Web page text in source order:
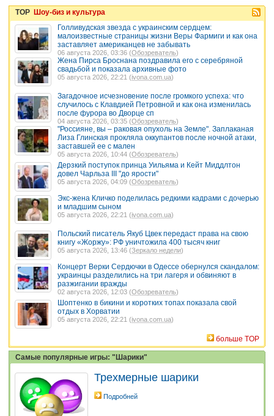
TOP Шоу-биз и культура
Голливудская звезда с украинским сердцем:
малоизвестные страницы жизни Веры Фармиги и как она
заставляет американцев не забывать
06 августа 2026, 03:36 (Обозреватель)
Жена Пирса Броснана поздравила его с серебряной
свадьбой и показала архивные фото
05 августа 2026, 22:21 (ivona.com.ua)
Загадочное исчезновение после громкого успеха: что
случилось с Клавдией Петровной и как она изменилась
после фурора во Дворце сп
04 августа 2026, 03:35 (Обозреватель)
"Россияне, вы – раковая опухоль на Земле". Заплаканая
Лиза Глинская прокляла оккупантов после ночной атаки,
заставшей ее с мален
05 августа 2026, 10:44 (Обозреватель)
Дерзкий поступок принца Уильяма и Кейт Миддлтон
довел Чарльза III "до ярости"
05 августа 2026, 04:09 (Обозреватель)
Экс-жена Кличко поделилась редкими кадрами с дочерью
и младшим сыном
05 августа 2026, 22:21 (ivona.com.ua)
Польский писатель Якуб Цвек передаст права на свою
книгу «Жоржу»: РФ уничтожила 400 тысяч книг
05 августа 2026, 13:46 (Зеркало недели)
Концерт Верки Сердючки в Одессе обернулся скандалом:
украинцы разделились на три лагеря и обвиняют в
разжигании вражды
02 августа 2026, 12:03 (Обозреватель)
Шоптенко в бикини и коротких топах показала свой
отдых в Хорватии
05 августа 2026, 22:21 (ivona.com.ua)
больше TOP
Самые популярные игры: "Шарики"
Трехмерные шарики
Подробней